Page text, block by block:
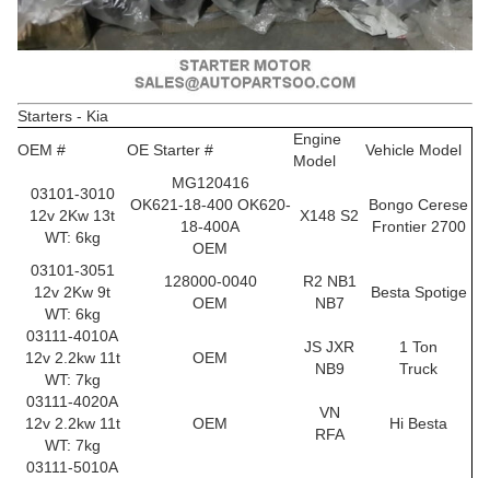
Starters - Kia
OEM #
OE Starter #
Engine
Model
Vehicle Model
03101-3010
12v 2Kw 13t
WT: 6kg
MG120416
OK621-18-400 OK620-
18-400A
OEM
X148 S2
Bongo Cerese
Frontier 2700
03101-3051
12v 2Kw 9t
WT: 6kg
128000-0040
OEM
R2 NB1
NB7
Besta Spotige
03111-4010A
12v 2.2kw 11t
WT: 7kg
OEM
JS JXR
NB9
1 Ton
Truck
03111-4020A
12v 2.2kw 11t
WT: 7kg
OEM
VN
RFA
Hi Besta
03111-5010A